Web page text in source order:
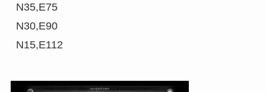
N35,E75
N30,E90